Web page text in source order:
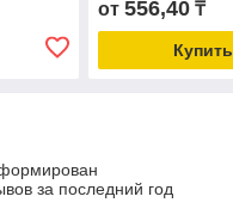
от 556,40₸
Купить
за последний год